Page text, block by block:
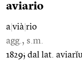
aviario
a vià rio
agg., s.m.
1829; dal lat.